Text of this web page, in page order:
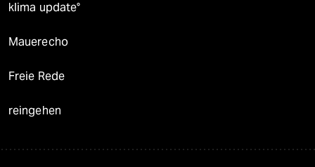
klima update°
Mauerecho
Freie Rede
reingehen